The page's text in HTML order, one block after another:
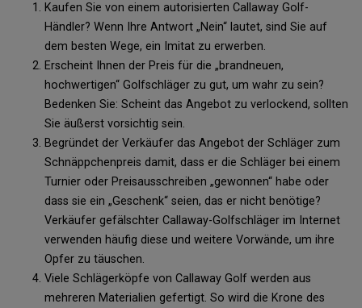
Kaufen Sie von einem autorisierten Callaway Golf-
Händler? Wenn Ihre Antwort „Nein“ lautet, sind Sie auf
dem besten Wege, ein Imitat zu erwerben.
Erscheint Ihnen der Preis für die „brandneuen,
hochwertigen“ Golfschläger zu gut, um wahr zu sein?
Bedenken Sie: Scheint das Angebot zu verlockend, sollten
Sie äußerst vorsichtig sein.
Begründet der Verkäufer das Angebot der Schläger zum
Schnäppchenpreis damit, dass er die Schläger bei einem
Turnier oder Preisausschreiben „gewonnen“ habe oder
dass sie ein „Geschenk“ seien, das er nicht benötige?
Verkäufer gefälschter Callaway-Golfschläger im Internet
verwenden häufig diese und weitere Vorwände, um ihre
Opfer zu täuschen.
Viele Schlägerköpfe von Callaway Golf werden aus
mehreren Materialien gefertigt. So wird die Krone des